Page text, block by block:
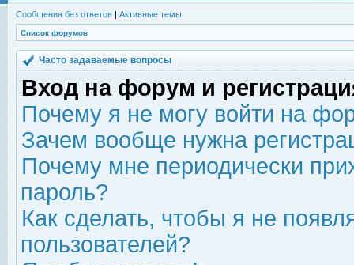
Сообщения без ответов | Активные темы
Список форумов
Часто задаваемые вопросы
Вход на форум и
Почему я не могу войти на
Зачем вообще нужна
Почему мне периодически
пароль?
Как сделать, чтобы я не
пользователей?